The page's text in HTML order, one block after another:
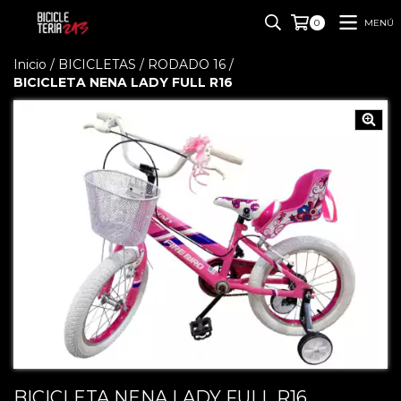
0 MENÚ
Inicio / BICICLETAS / RODADO 16 /
BICICLETA NENA LADY FULL R16